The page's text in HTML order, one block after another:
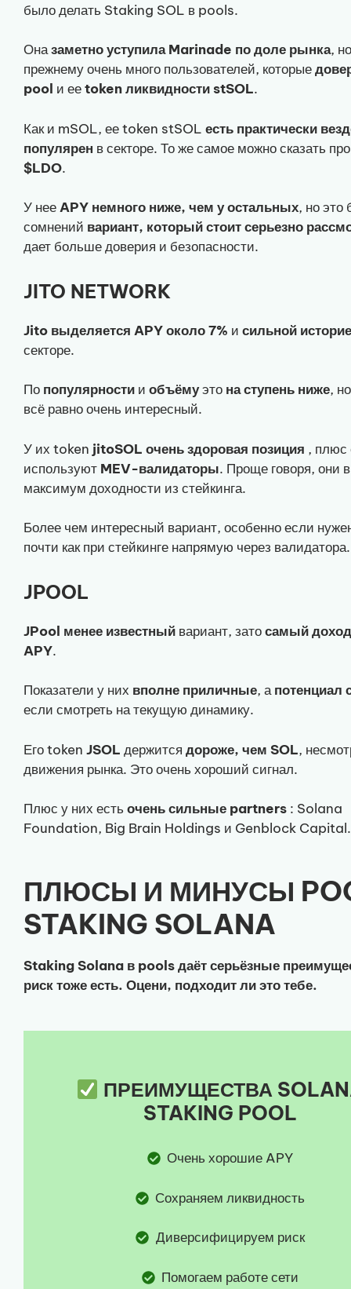
было делать Staking SOL в pools.
Оназаметно уступила Marinade по доле рынка,
прежнему очень много пользователей, которые
pool и ееtokenликвидности stSOL.
Как и mSOL, ее token stSOL есть практически
популярен в секторе. То же самое можно сказать
$LDO.
У нееAPY немного ниже, чем у остальных, но это
сомнений вариант, который стоит серьезно
дает больше доверия и безопасности.
JITO NETWORK
Jito выделяется APY около 7% и сильной
секторе.
По популярности и объёмуэто наступень ниже,
всё равно очень интересный.
У их token jitoSOL очень здоровая позиция , плюс
используют MEV-валидаторы. Проще говоря, они
максимум доходности из стейкинга.
Более чем интересный вариант, особенно если
почти как при стейкинге напрямую через валидатора.
JPOOL
JPool менее известный вариант, затосамый
APY.
Показатели у них вполне приличные, апотенциал
если смотреть на текущую динамику.
Его token JSOL держится дороже, чем SOL,
движения рынка. Это очень хороший сигнал.
Плюс у них есть очень сильные partners : Solana
Foundation, Big Brain Holdings и Genblock Capital.
ПЛЮСЫ И МИНУСЫ
STAKING SOLANA
Staking Solana в pools даёт серьёзные
риск тоже есть. Оцени, подходит ли это тебе.
ПРЕИМУЩЕСТВА
STAKING POOL
Очень хорошие APY
Сохраняем ликвидность
Диверсифицируем риск
Помогаем работе сети